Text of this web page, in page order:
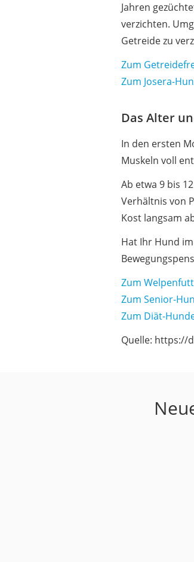
Jahren
verzichten.
Getreide zu
Zum
Zum Josera-
Das Alter
In den ersten
Muskeln voll
Ab etwa 9 bis
Verhältnis von
Kost langsam
Hat Ihr Hund
Zum
Zum Senior-
Zum Diät-
Quelle: https://